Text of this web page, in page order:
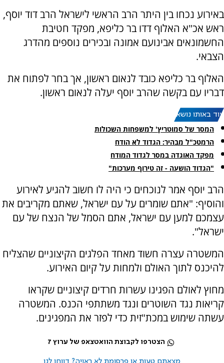
באירוע נכחו בין היתר הרב הראשי לישראל הרב דוד יוסף,
ראש אכ"א האלוף דדו בר כליפא, מפקד חטיבת
החשמונאים אבינועם אמונה ובכירים נוספים מהדרג
הצבאי.
האלוף בר כליפא כובד לנאום ראשון, אך בחר לפתוח את
דבריו עם בקשה שהרב יוסף יעלה לנאום ראשון.
עוד באותו נושא:
המסר של סמוטריץ' למשפחות השכולות
הרמטכ"ל מבהיר: הגדוד לא הודח
מפקד האוגדה במסר לגדוד המודח
"הגדוד הושעה - זה טירוף מערכות"
הרב יוסף אמר לנוכחים כי היה לו חשוב להגיע לאירוע
והוסיף: "אתם שומרים על עם ישראל, שאתם מקריבים את
עצמכם למען עם ישראל, אתם הסמל של הנצח של עם
ישראל".
המשטרה עצרה חשוד מאחד הפלגים הקיצוניים שהצליח
להיכנס לתוך האולם ולמחות על קיום האירוע.
מחוץ לאולם הפגינו עשרות חרדים קיצוניים שקראו
קריאות נגד השוטרים ונגד משתתפי הכנס. המשטרה
עשתה שימוש במכת"זית כדי לפזר את המפגינים.
הצטרפו לקבוצת הוואטצאפ של ערוץ 7
מצאתם טעות או פרסומת לא ראויה? דווחו לנו